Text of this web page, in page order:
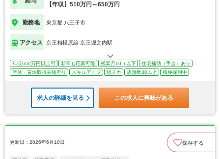
【年収】510万円～650万円
勤務地 東京都 八王子市
アクセス 京王相模原線 京王堀之内駅
年収650万円以上可 新卒も応募可能 残業月10ｈ以下
住宅補助（手当）あり
産休・育休取得実績有り
スキルアップ 駅チカ 店舗数30以上 積極採用中
求人の詳細を見る この求人に興味がある
更新日：2026年6月18日 保存する